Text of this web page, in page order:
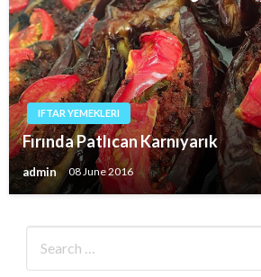
IFTAR YEMEKLERI
Fırında Patlıcan Karnıyarık
admin 08 June 2016